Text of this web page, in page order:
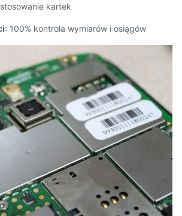
kartek
: 100% kontrola wymiarów i osiągów